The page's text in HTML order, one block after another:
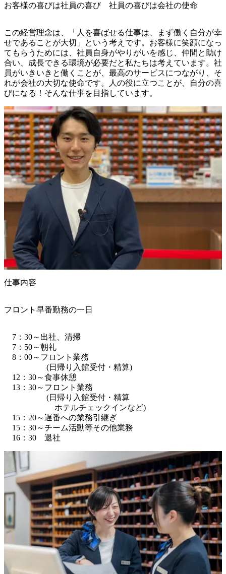
お客様の喜びは社員の喜び 社員の喜びは会社の使命
この経営理念は、「人を喜ばせる仕事は、まず働く自分が幸
せであることが大切」という考えです。お客様に笑顔になっ
てもらうためには、社員自身がやりがいを感じ、仲間と助け
合い、成長できる環境が必要だと私たちは考えています。社
員がいきいきと働くことが、最高のサービスにつながり、そ
れが会社の大切な使命です。人の役に立つことが、自分の喜
びになる！そんな仕事を目指しています。
仕事内容
フロント早番勤務の一日
7：30～出社、清掃
7：50～朝礼
8：00～フロント業務
12：30～食事休憩
13：30～フロント業務
ホテルチェックインなど)
15：20～遅番への業務引継ぎ
15：30～チーム活動等その他業務